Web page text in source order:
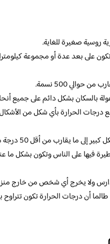
روسية صغيرة للغاية.
على بعد عدة أو مجموعة
500 نسمة.
بالسكان بشكل دائم على جميع
ما يقارب من أقل 50 درجة مئوية.
فيها على الناس وتكون بشكل
ولا يخرج أي شخص من خارج